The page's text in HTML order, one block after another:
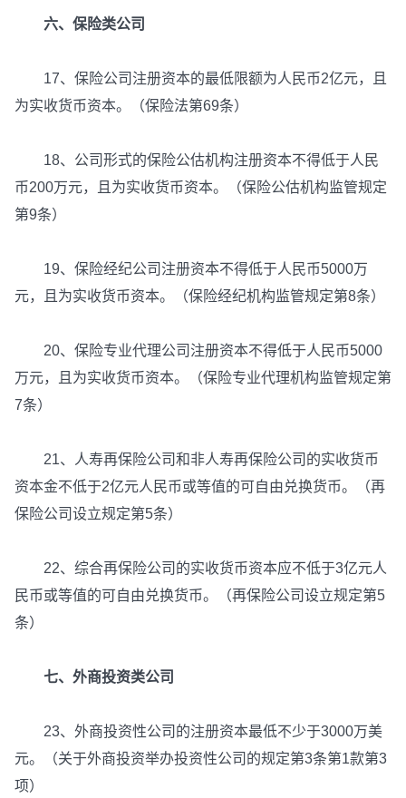
六、保险类公司
17、保险公司注册资本的最低限额为人民币2亿元，且
为实收货币资本。（保险法第69条）
18、公司形式的保险公估机构注册资本不得低于人民
币200万元，且为实收货币资本。（保险公估机构监管规定
第9条）
19、保险经纪公司注册资本不得低于人民币5000万
元，且为实收货币资本。（保险经纪机构监管规定第8条）
20、保险专业代理公司注册资本不得低于人民币5000
万元，且为实收货币资本。（保险专业代理机构监管规定第
7条）
21、人寿再保险公司和非人寿再保险公司的实收货币
资本金不低于2亿元人民币或等值的可自由兑换货币。（再
保险公司设立规定第5条）
22、综合再保险公司的实收货币资本应不低于3亿元人
民币或等值的可自由兑换货币。（再保险公司设立规定第5
条）
七、外商投资类公司
23、外商投资性公司的注册资本最低不少于3000万美
元。（关于外商投资举办投资性公司的规定第3条第1款第3
项）